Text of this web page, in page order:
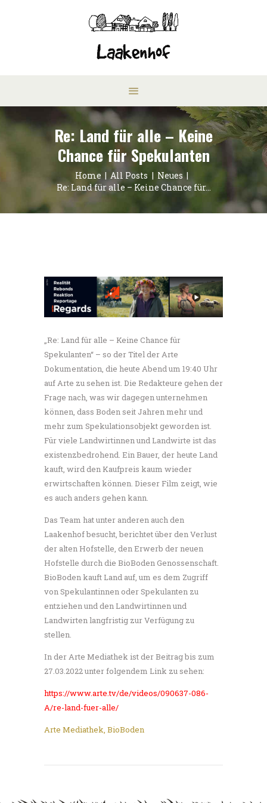
Re: Land für alle – Keine
Chance für Spekulanten
Home All Posts
Neues
Re: Land für alle – Keine Chance für...
„Re: Land für alle – Keine Chance für
Spekulanten“ – so der Titel der Arte
Dokumentation, die heute Abend um 19:40 Uhr
auf Arte zu sehen ist. Die Redakteure gehen der
Frage nach, was wir dagegen unternehmen
können, dass Boden seit Jahren mehr und
mehr zum Spekulationsobjekt geworden ist.
Für viele Landwirtinnen und Landwirte ist das
existenzbedrohend. Ein Bauer, der heute Land
kauft, wird den Kaufpreis kaum wieder
erwirtschaften können. Dieser Film zeigt, wie
es auch anders gehen kann.
Das Team hat unter anderen auch den
Laakenhof besucht, berichtet über den Verlust
der alten Hofstelle, den Erwerb der neuen
Hofstelle durch die BioBoden Genossenschaft.
BioBoden kauft Land auf, um es dem Zugriff
von Spekulantinnen oder Spekulanten zu
entziehen und den Landwirtinnen und
Landwirten langfristig zur Verfügung zu
stellen.
In der Arte Mediathek ist der Beitrag bis zum
27.03.2022 unter folgendem Link zu sehen:
https://www.arte.tv/de/videos/090637-086-
A/re-land-fuer-alle/
Arte Mediathek, BioBoden